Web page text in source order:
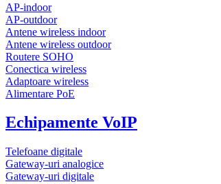
AP-indoor
AP-outdoor
Antene wireless indoor
Antene wireless outdoor
Routere SOHO
Conectica wireless
Adaptoare wireless
Alimentare PoE
Echipamente VoIP
Telefoane digitale
Gateway-uri analogice
Gateway-uri digitale